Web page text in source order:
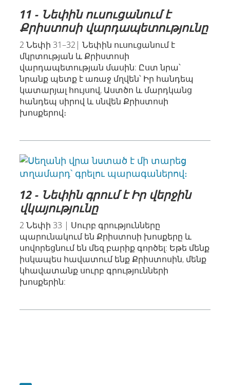
11 - Նեփին ուսուցանում է
Քրիստոսի վարդապետությունը
2 Նեփի 31–32| Նեփին ուսուցանում է
մկրտության և Քրիստոսի
վարդապետության մասին: Ըստ նրա՝
նրանք պետք է առաջ մղվեն՝ Իր հանդեպ
կատարյալ հույսով, Աստծո և մարդկանց
հանդեպ սիրով և սնվեն Քրիստոսի
խոսքերով։
12 - Նեփին գրում է Իր վերջին
վկայությունը
2 Նեփի 33 | Սուրբ գրությունները
պարունակում են Քրիստոսի խոսքերը և
սովորեցնում են մեզ բարիք գործել: Եթե մենք
իսկապես հավատում ենք Քրիստոսին, մենք
կհավատանք սուրբ գրությունների
խոսքերին: